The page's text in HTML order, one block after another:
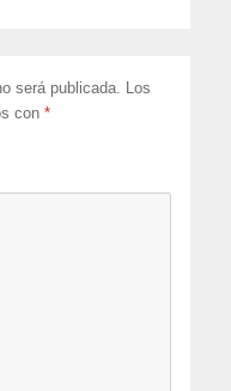
será publicada.
Los
con*